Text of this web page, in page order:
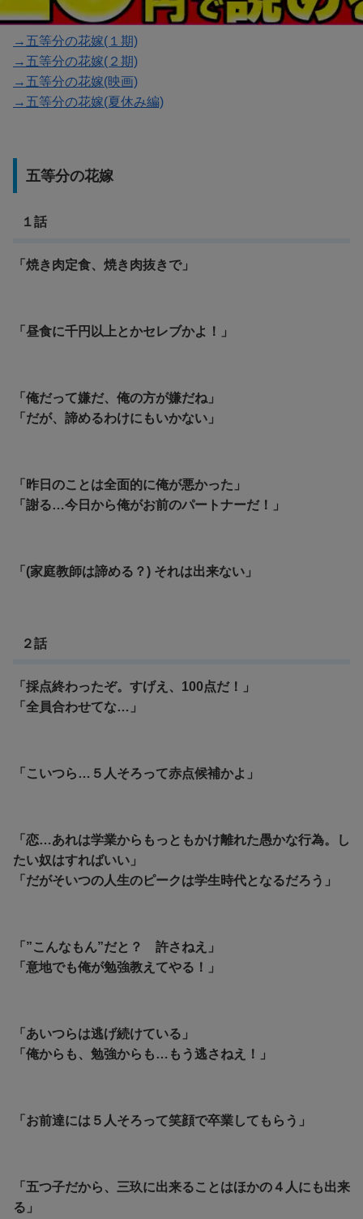
→五等分の花嫁(１期)
→五等分の花嫁(２期)
→五等分の花嫁(映画)
→五等分の花嫁(夏休み編)
五等分の花嫁
１話
「焼き肉定食、焼き肉抜きで」
「昼食に千円以上とかセレブかよ！」
「俺だって嫌だ、俺の方が嫌だね」
「 だが、諦めるわけにもいかない」
「昨日のことは全面的に俺が悪かった」
「 謝る…今日から俺がお前のパートナーだ！」
「(家庭教師は諦める？) それは出来ない」
２話
「採点終わったぞ。すげえ、100点だ！」
「全員合わせてな…」
「こいつら…５人そろって赤点候補かよ」
「恋…あれは学業からもっともかけ離れた愚かな行為。し
たい奴はすればいい」
「 だがそいつの人生のピークは学生時代となるだろう」
「”こんなもん”だと？ 許さねえ」
「意地でも俺が勉強教えてやる！」
「あいつらは逃げ続けている」
「俺からも、勉強からも… もう逃さねえ！」
「お前達には５人そろって笑顔で卒業してもらう」
「五つ子だから、三玖に出来ることはほかの４人にも出来
る」